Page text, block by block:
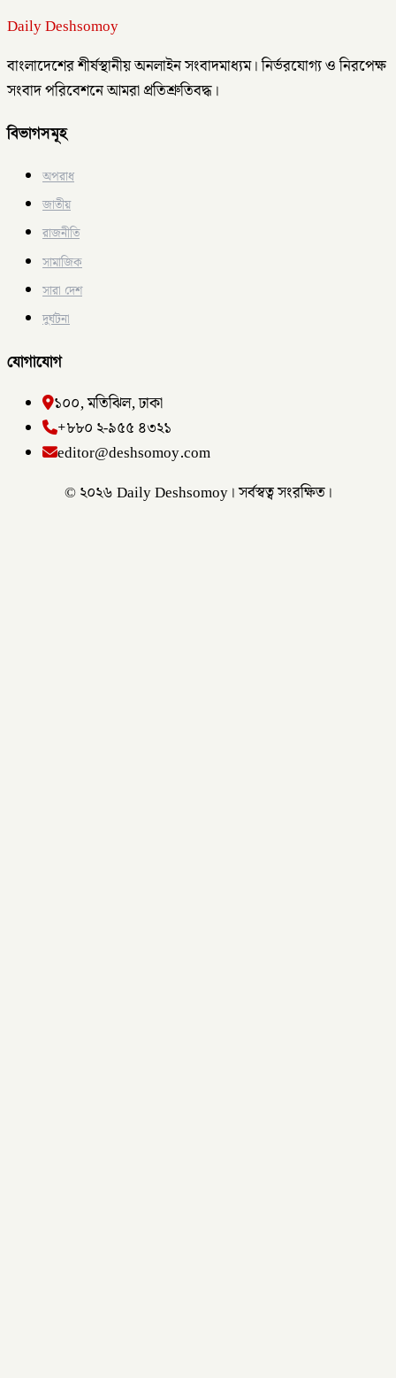
Daily Deshsomoy
বাংলাদেশের শীর্ষস্থানীয় অনলাইন সংবাদমাধ্যম। নির্ভরযোগ্য ও নিরপেক্ষ
সংবাদ পরিবেশনে আমরা প্রতিশ্রুতিবদ্ধ।
বিভাগসমূহ
অপরাধ
জাতীয়
রাজনীতি
সামাজিক
সারা দেশ
দুর্ঘটনা
যোগাযোগ
১০০, মতিঝিল, ঢাকা
+৮৮০ ২-৯৫৫ ৪৩২১
editor@deshsomoy.com
© ২০২৬ Daily Deshsomoy। সর্বস্বত্ব সংরক্ষিত।